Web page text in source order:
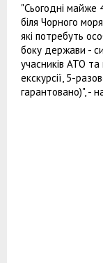
"Сьогодні майже
біля Чорного
які потребуть
боку держави -
учасників АТО та
екскурсії, 5-
гарантовано)", -